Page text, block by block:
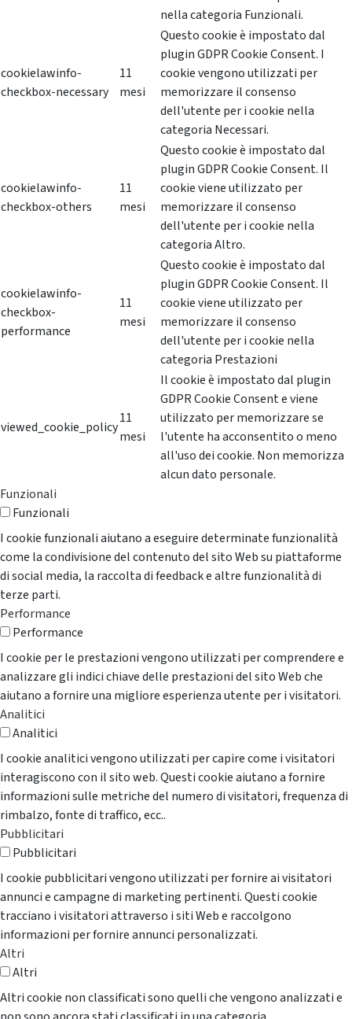
nella categoria Funzionali.
cookielawinfo-
checkbox-necessary
11
mesi
Questo cookie è impostato dal
plugin GDPR Cookie Consent. I
cookie vengono utilizzati per
memorizzare il consenso
dell'utente per i cookie nella
categoria Necessari.
cookielawinfo-
checkbox-others
11
mesi
Questo cookie è impostato dal
plugin GDPR Cookie Consent. Il
cookie viene utilizzato per
memorizzare il consenso
dell'utente per i cookie nella
categoria Altro.
cookielawinfo-
checkbox-
performance
11
mesi
Questo cookie è impostato dal
plugin GDPR Cookie Consent. Il
cookie viene utilizzato per
memorizzare il consenso
dell'utente per i cookie nella
categoria Prestazioni
viewed_cookie_policy
11
mesi
Il cookie è impostato dal plugin
GDPR Cookie Consent e viene
utilizzato per memorizzare se
l'utente ha acconsentito o meno
all'uso dei cookie. Non memorizza
alcun dato personale.
Funzionali
Funzionali
I cookie funzionali aiutano a eseguire determinate funzionalità
come la condivisione del contenuto del sito Web su piattaforme
di social media, la raccolta di feedback e altre funzionalità di
terze parti.
Performance
Performance
I cookie per le prestazioni vengono utilizzati per comprendere e
analizzare gli indici chiave delle prestazioni del sito Web che
aiutano a fornire una migliore esperienza utente per i visitatori.
Analitici
Analitici
I cookie analitici vengono utilizzati per capire come i visitatori
interagiscono con il sito web. Questi cookie aiutano a fornire
informazioni sulle metriche del numero di visitatori, frequenza di
rimbalzo, fonte di traffico, ecc..
Pubblicitari
Pubblicitari
I cookie pubblicitari vengono utilizzati per fornire ai visitatori
annunci e campagne di marketing pertinenti. Questi cookie
tracciano i visitatori attraverso i siti Web e raccolgono
informazioni per fornire annunci personalizzati.
Altri
Altri
Altri cookie non classificati sono quelli che vengono analizzati e